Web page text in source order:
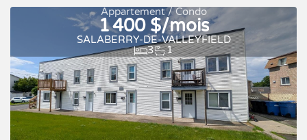
À louer
Appartement / Condo
1 400 $/mois
SALABERRY-DE-VALLEYFIELD
3
1